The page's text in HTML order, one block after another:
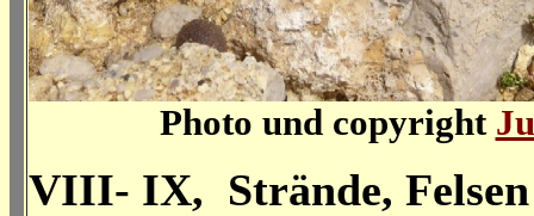
Photo und copyright
VIII- IX, Strände,